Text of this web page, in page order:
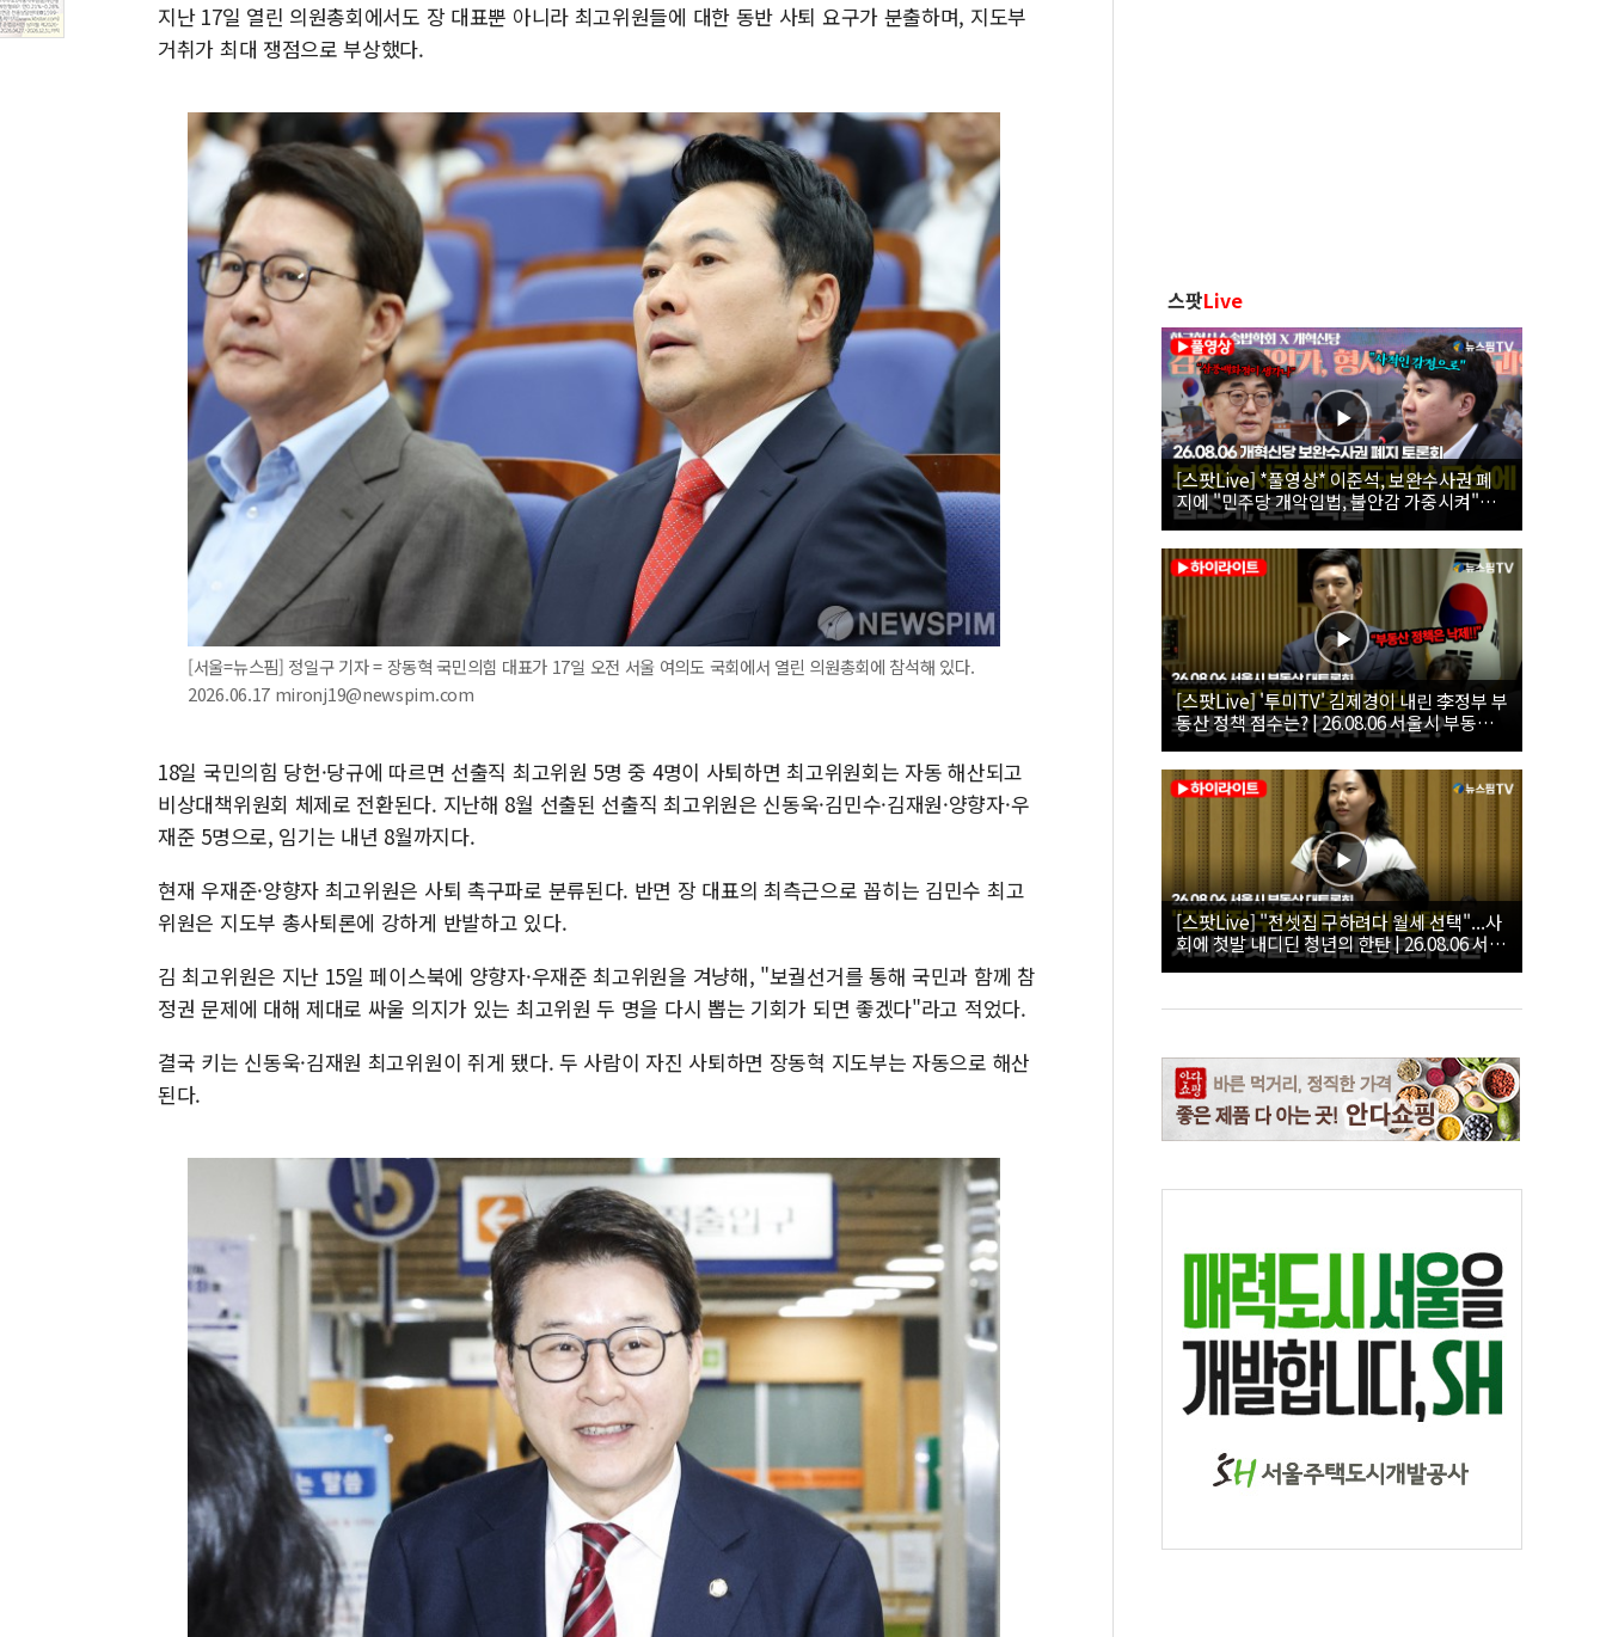
지난 17일 열린 의원총회에서도 장 대표뿐 아니라 최고위원들에 대한 동반 사퇴 요구가 분출하며, 지도부
거취가 최대 쟁점으로 부상했다.
[서울=뉴스핌] 정일구 기자 = 장동혁 국민의힘 대표가 17일 오전 서울 여의도 국회에서 열린 의원총회에 참석해 있다.
2026.06.17 mironj19@newspim.com
18일 국민의힘 당헌·당규에 따르면 선출직 최고위원 5명 중 4명이 사퇴하면 최고위원회는 자동 해산되고
비상대책위원회 체제로 전환된다. 지난해 8월 선출된 선출직 최고위원은 신동욱·김민수·김재원·양향자·우
재준 5명으로, 임기는 내년 8월까지다.
현재 우재준·양향자 최고위원은 사퇴 촉구파로 분류된다. 반면 장 대표의 최측근으로 꼽히는 김민수 최고
위원은 지도부 총사퇴론에 강하게 반발하고 있다.
김 최고위원은 지난 15일 페이스북에 양향자·우재준 최고위원을 겨냥해, "보궐선거를 통해 국민과 함께 참
정권 문제에 대해 제대로 싸울 의지가 있는 최고위원 두 명을 다시 뽑는 기회가 되면 좋겠다"라고 적었다.
결국 키는 신동욱·김재원 최고위원이 쥐게 됐다. 두 사람이 자진 사퇴하면 장동혁 지도부는 자동으로 해산
된다.
스팟Live
[스팟Live] *풀영상* 이준석, 보완수사권 폐
지에 "민주당 개악입법, 불안감 가중시켜"｜
26.08.06 개혁신당 보완수사권 폐지 토론회
[스팟Live] '투미TV' 김제경이 내린 李정부 부
동산 정책 점수는? | 26.08.06 서울시 부동산
대토론회
[스팟Live] "전셋집 구하려다 월세 선택"...사
회에 첫발 내디딘 청년의 한탄 | 26.08.06 서울
시 부동산 대토론회